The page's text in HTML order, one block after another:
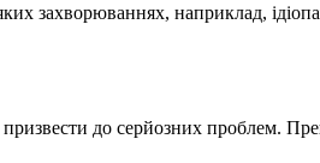
захворюваннях, наприклад,
до серйозних проблем.